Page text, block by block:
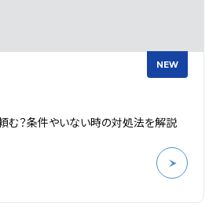
NEW
む？条件やいない時の対処法を解説